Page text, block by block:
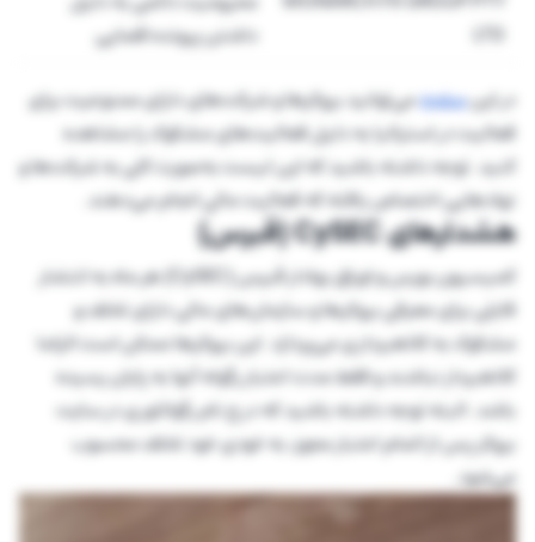
LTD
داشتن پرونده قضایی
در اینصفحهمی‌توانید بروکرها و شرکت‌های دارای ممنوعیت برای
فعالیت در استرالیا به دلیل فعالیت‌های مشکوک را مشاهده
کنید. توجه داشته باشید که این لیست به‌صورت کلی به شرکت‌ها و
نهادهایی اختصاص یافته که فعالیت مالی انجام می‌دهند.
هشدارهای CySEC (قبرس)
کمیسیون بورس و اوراق بهادار قبرس (CySEC) هر ماه به انتشار
فایلی برای معرفی بروکرها و سازمان‌های مالی دارای تخلف و
مشکوک به کلاهبرداری می‌پردازد. این بروکرها ممکن است الزاما
کلاهبردار نباشند و فقط مدت اعتبار رگوله آنها به پایان رسیده
باشد. البته توجه داشته باشید که درج نام رگولاتوری در سایت
بروکر پس از اتمام اعتبار مجوز، به خودی خود تخلف محسوب
می‌شود.